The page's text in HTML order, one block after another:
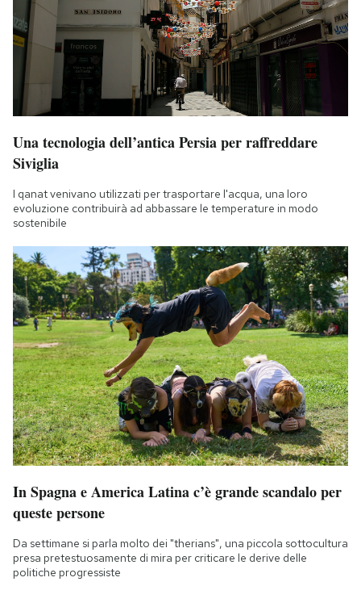
Una tecnologia dell’antica Persia per raffreddare
Siviglia
I qanat venivano utilizzati per trasportare l'acqua, una loro
evoluzione contribuirà ad abbassare le temperature in modo
sostenibile
In Spagna e America Latina c’è grande scandalo per
queste persone
Da settimane si parla molto dei "therians", una piccola sottocultura
presa pretestuosamente di mira per criticare le derive delle
politiche progressiste